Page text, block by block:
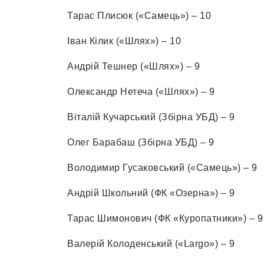
Тарас Плисюк («Самець») – 10
Іван Кілик («Шлях») – 10
Андрій Тешнер («Шлях») – 9
Олександр Нетеча («Шлях») – 9
Віталій Кучарський (Збірна УБД) – 9
Олег Барабаш (Збірна УБД) – 9
Володимир Гусаковський («Самець») – 9
Андрій Школьний (ФК «Озерна») – 9
Тарас Шимонович (ФК «Куропатники») – 9
Валерій Колоденський («Largo») – 9